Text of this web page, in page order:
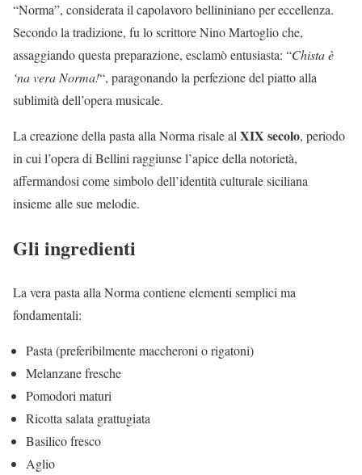
“Norma”, considerata il capolavoro bellininiano per eccellenza.
Secondo la tradizione, fu lo scrittore Nino Martoglio che,
assaggiando questa preparazione, esclamò entusiasta: “Chista è
‘na vera Norma!“, paragonando la perfezione del piatto alla
sublimità dell’opera musicale.
La creazione della pasta alla Norma risale alXIX secolo, periodo
in cui l’opera di Bellini raggiunse l’apice della notorietà,
affermandosi come simbolo dell’identità culturale siciliana
insieme alle sue melodie.
Gli ingredienti
La vera pasta alla Norma contiene elementi semplici ma
fondamentali:
Pasta (preferibilmente maccheroni o rigatoni)
Melanzane fresche
Pomodori maturi
Ricotta salata grattugiata
Basilico fresco
Aglio